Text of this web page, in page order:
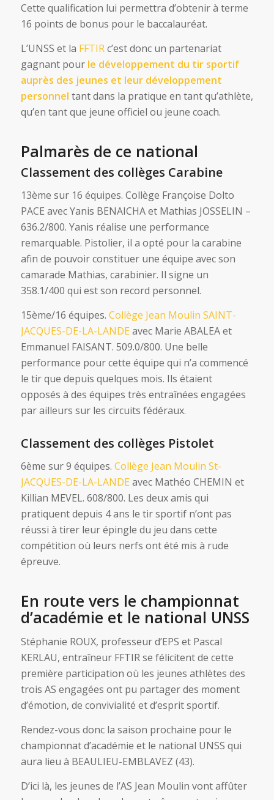
Cette qualification lui permettra d’obtenir à terme
16 points de bonus pour le baccalauréat.
L’UNSS et la FFTIRc’est donc un partenariat
gagnant pour le développement du tir sportif
auprès des jeunes et leur développement
personnel tant dans la pratique en tant qu’athlète,
qu’en tant que jeune officiel ou jeune coach.
Palmarès de ce national
Classement des collèges Carabine
13ème sur 16 équipes. Collège Françoise Dolto
PACE avec Yanis BENAICHA et Mathias JOSSELIN –
636.2/800. Yanis réalise une performance
remarquable. Pistolier, il a opté pour la carabine
afin de pouvoir constituer une équipe avec son
camarade Mathias, carabinier. Il signe un
358.1/400 qui est son record personnel.
15ème/16 équipes. Collège Jean Moulin SAINT-
JACQUES-DE-LA-LANDEavec Marie ABALEA et
Emmanuel FAISANT. 509.0/800. Une belle
performance pour cette équipe qui n’a commencé
le tir que depuis quelques mois. Ils étaient
opposés à des équipes très entraînées engagées
par ailleurs sur les circuits fédéraux.
Classement des collèges Pistolet
6ème sur 9 équipes. Collège Jean Moulin St-
JACQUES-DE-LA-LANDEavec Mathéo CHEMIN et
Killian MEVEL. 608/800. Les deux amis qui
pratiquent depuis 4 ans le tir sportif n’ont pas
réussi à tirer leur épingle du jeu dans cette
compétition où leurs nerfs ont été mis à rude
épreuve.
En route vers le championnat
d’académie et le national UNSS
Stéphanie ROUX, professeur d’EPS et Pascal
KERLAU, entraîneur FFTIR se félicitent de cette
première participation où les jeunes athlètes des
trois AS engagées ont pu partager des moment
d’émotion, de convivialité et d’esprit sportif.
Rendez-vous donc la saison prochaine pour le
championnat d’académie et le national UNSS qui
aura lieu à BEAULIEU-EMBLAVEZ (43).
D’ici là, les jeunes de l’AS Jean Moulin vont affûter